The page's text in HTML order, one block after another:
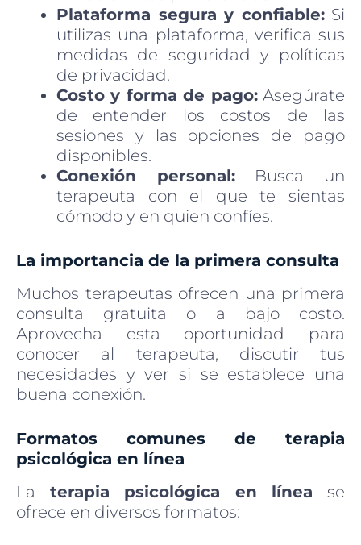
Plataforma segura y confiable:Si
utilizas una plataforma, verifica sus
medidas de seguridad y políticas
de privacidad.
Costo y forma de pago:Asegúrate
de entender los costos de las
sesiones y las opciones de pago
disponibles.
Conexión personal:Busca un
terapeuta con el que te sientas
cómodo y en quien confíes.
La importancia de la primera consulta
Muchos terapeutas ofrecen una primera
consulta gratuita o a bajo costo.
Aprovecha esta oportunidad para
conocer al terapeuta, discutir tus
necesidades y ver si se establece una
buena conexión.
Formatos comunes de terapia
psicológica en línea
La terapia psicológica en línea se
ofrece en diversos formatos: